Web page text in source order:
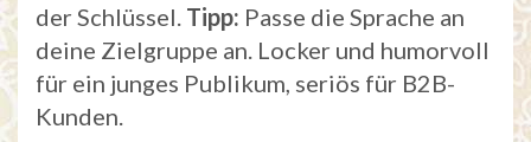
der Schlüssel. Tipp: Passe die Sprache an
deine Zielgruppe an. Locker und humorvoll
für ein junges Publikum, seriös für B2B-
Kunden.